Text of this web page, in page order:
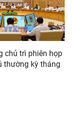
chủ trì phiên họp
thường kỳ tháng